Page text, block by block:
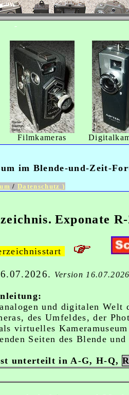
-
Filmkameras
im Blende-und-Zeit-
/Datenschutz )
Exponate
Version 16.07.2026
und digitalen Welt
des Umfeldes, der
virtuelles
Seiten des Blende
unterteilt in A-G, H-Q,